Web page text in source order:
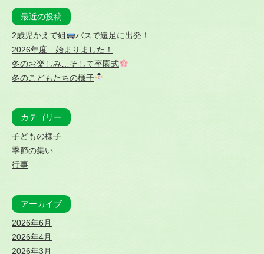
最近の投稿
2歳児かえで組
バスで遠足に出発！
2026年度 始まりました！
冬のお楽しみ…そして卒園式
冬のこどもたちの様子
カテゴリー
子どもの様子
季節の集い
行事
アーカイブ
2026年6月
2026年4月
2026年3月